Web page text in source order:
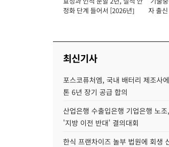
정화 단계 들어서 [2026년]
자 출
최신기사
포스코퓨처엠, 국내 배터리 제조사
톤 6년 장기 공급 합의
산업은행 수출입은행 기업은행 노
'지방 이전 반대' 결의대회
한식 프랜차이즈 놀부 법원에 회생